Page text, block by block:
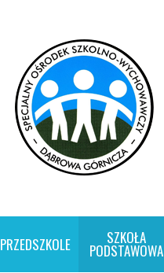
PRZEDSZKOLE SZKOŁA
PODSTAWOWA